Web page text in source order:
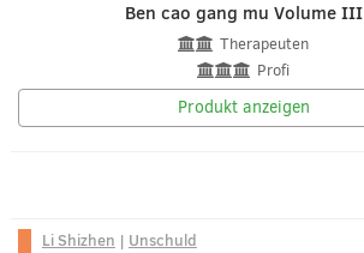
Ben cao gang mu Volume III
Therapeuten
Profi
Produkt anzeigen
Li Shizhen | Unschuld